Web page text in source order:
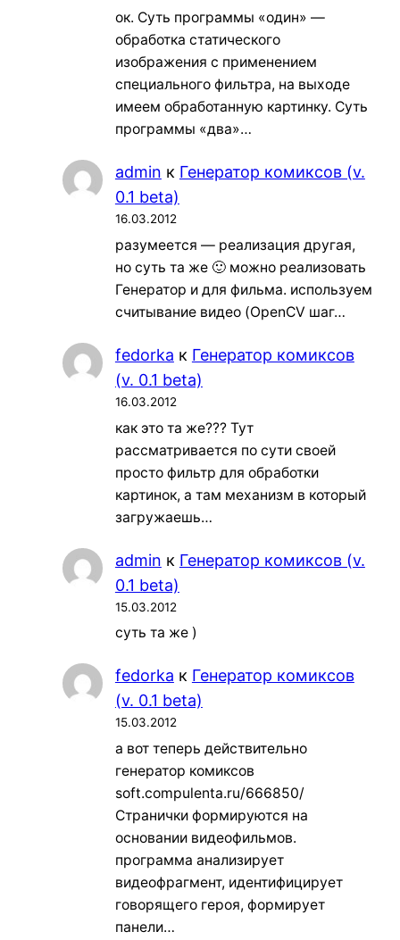
ок. Суть программы «один» —
обработка статического
изображения с применением
специального фильтра, на выходе
имеем обработанную картинку. Суть
программы «два»…
admin к Генератор комиксов (v.
0.1 beta)
16.03.2012
разумеется — реализация другая,
но суть та же 🙂 можно реализовать
Генератор и для фильма. используем
считывание видео (OpenCV шаг…
fedorka к Генератор комиксов
(v. 0.1 beta)
16.03.2012
как это та же??? Тут
рассматривается по сути своей
просто фильтр для обработки
картинок, а там механизм в который
загружаешь…
admin к Генератор комиксов (v.
0.1 beta)
15.03.2012
суть та же )
fedorka к Генератор комиксов
(v. 0.1 beta)
15.03.2012
а вот теперь действительно
генератор комиксов
soft.compulenta.ru/666850/
Странички формируются на
основании видеофильмов.
программа анализирует
видеофрагмент, идентифицирует
говорящего героя, формирует
панели…